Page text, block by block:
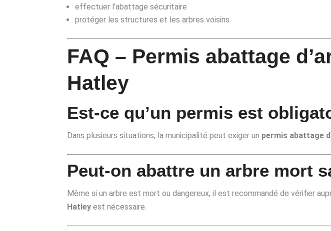
effectuer l’abattage sécuritaire
protéger les structures et les arbres voisins
FAQ – Permis abattage
Hatley
Est-ce qu’un permis est
Dans plusieurs situations, la municipalité peut exiger un permis abattage
Peut-on abattre un arbre mort
Même si un arbre est mort ou dangereux, il est recommandé de vérifier
Hatley est nécessaire.